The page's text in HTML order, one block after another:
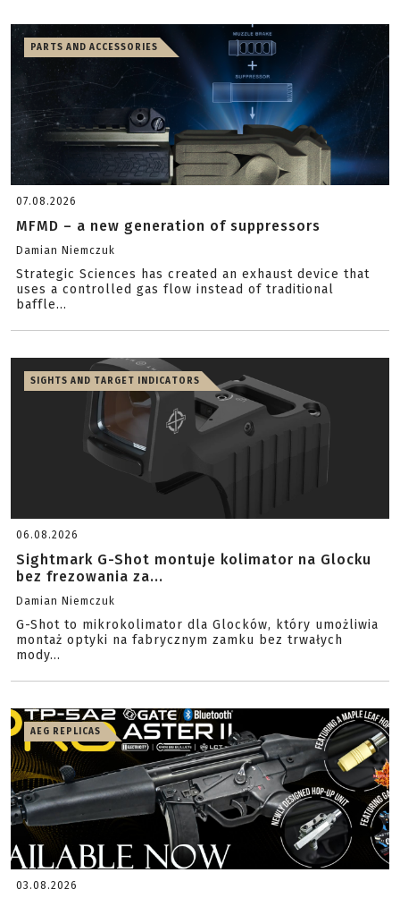
PARTS AND ACCESSORIES
07.08.2026
MFMD – a new generation of suppressors
Damian Niemczuk
Strategic Sciences has created an exhaust device that
uses a controlled gas flow instead of traditional
baffle...
SIGHTS AND TARGET INDICATORS
06.08.2026
Sightmark G-Shot montuje kolimator na Glocku
bez frezowania za...
Damian Niemczuk
G-Shot to mikrokolimator dla Glocków, który umożliwia
montaż optyki na fabrycznym zamku bez trwałych
mody...
AEG REPLICAS
03.08.2026